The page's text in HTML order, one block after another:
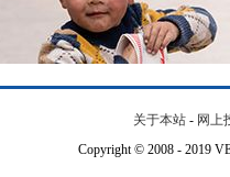
关于本站 - 网上
Copyright © 2008 - 2019